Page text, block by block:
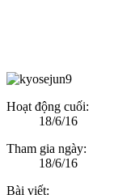
Hoạt động cuối:
18/6/16
Tham gia ngày:
18/6/16
Bài viết: